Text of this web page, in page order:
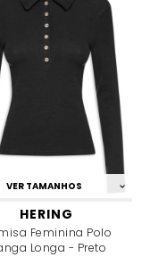
VER TAMANHOS
HERING
Feminina Polo
Longa - Preto